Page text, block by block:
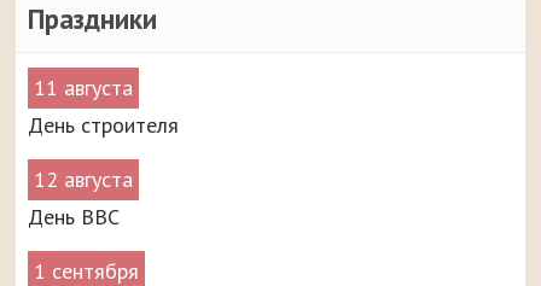
Праздники
11 августа
День строителя
12 августа
День ВВС
1 сентября